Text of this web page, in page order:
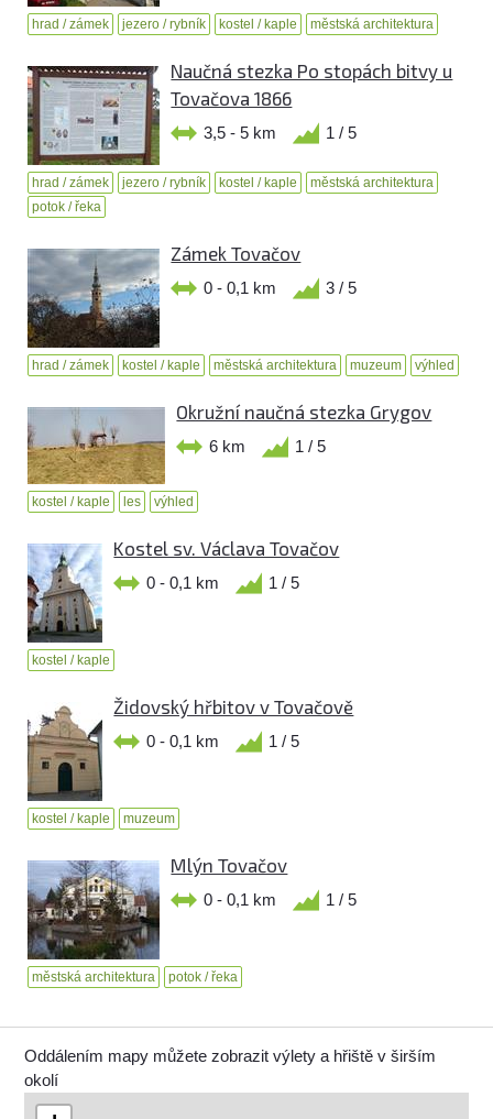
hrad / zámek jezero / rybník kostel / kaple městská architektura
Naučná stezka Po stopách bitvy u
Tovačova 1866
3,5 - 5 km 1 / 5
hrad / zámek jezero / rybník kostel / kaple
městská architektura
potok / řeka
Zámek Tovačov
0 - 0,1 km 3 / 5
hrad / zámek kostel / kaple městská architektura muzeum výhled
Okružní naučná stezka Grygov
6 km 1 / 5
kostel / kaple les výhled
Kostel sv. Václava Tovačov
0 - 0,1 km 1 / 5
kostel / kaple
Židovský hřbitov v Tovačově
0 - 0,1 km 1 / 5
kostel / kaple muzeum
Mlýn Tovačov
0 - 0,1 km 1 / 5
městská architektura potok / řeka
Oddálením mapy můžete zobrazit výlety a hřiště v širším
okolí